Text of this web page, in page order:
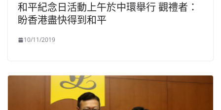
和平紀念日活動上午於中環舉行 觀禮者：
盼香港盡快得到和平
10/11/2019